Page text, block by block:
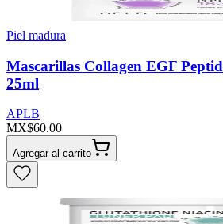
Piel madura
Mascarillas Collagen EGF
25ml
APLB
MX$60.00
Agregar al carrito